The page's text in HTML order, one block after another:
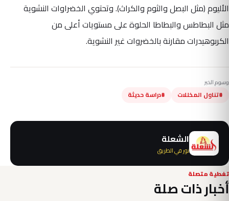
الأليوم (مثل البصل والثوم والكراث). وتحتوي الخضراوات النشوية
مثل البطاطس والبطاطا الحلوة على مستويات أعلى من
الكربوهيدرات مقارنة بالخضروات غير النشوية.
وسوم الخبر
#تناول المخللات #دراسة حديثة
الشعلة
نور في الطريق
تغطية متصلة
أخبار ذات صلة